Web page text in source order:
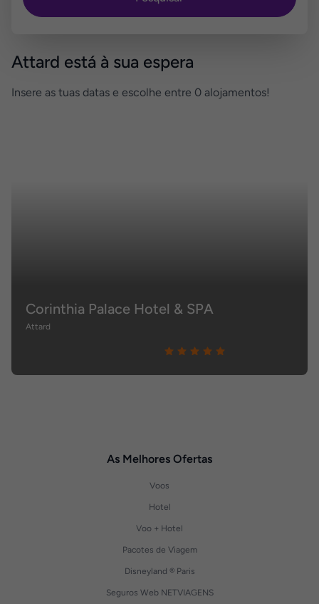
Attard está à sua espera
Insere as tuas datas e escolhe entre 0 alojamentos!
Corinthia Palace Hotel & SPA
Attard
As Melhores Ofertas
Voos
Hotel
Voo + Hotel
Pacotes de Viagem
Disneyland ® Paris
Seguros Web NETVIAGENS